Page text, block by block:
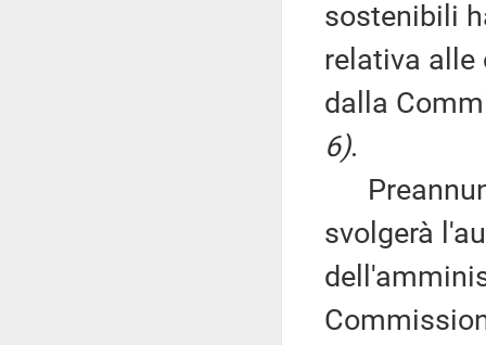
sostenibili
relativa alle
dalla
6).
svolgerà